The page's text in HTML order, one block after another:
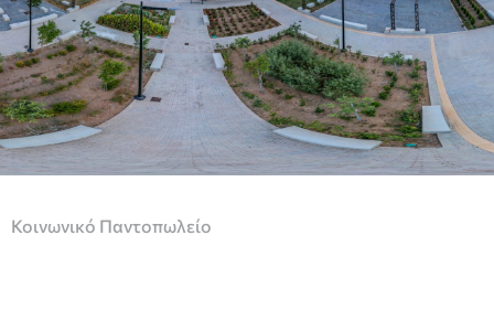
Κοινωνικό Παντοπωλείο